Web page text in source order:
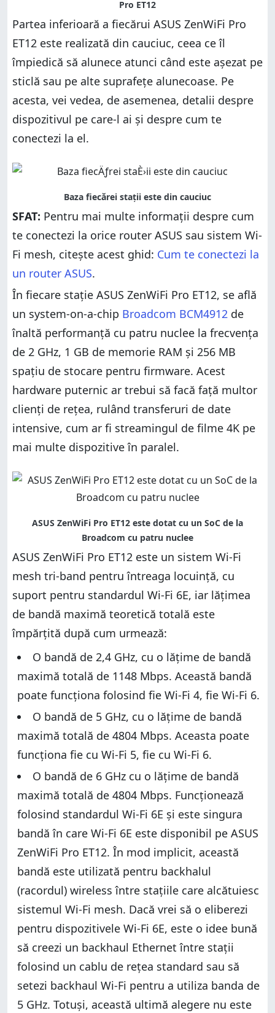
Partea inferioară a fiecărui ASUS ZenWiFi Pro
ET12 este realizată din cauciuc, ceea ce îl
împiedică să alunece atunci când este așezat pe
sticlă sau pe alte suprafețe alunecoase. Pe
acesta, vei vedea, de asemenea, detalii despre
dispozitivul pe care-l ai și despre cum te
conectezi la el.
SFAT: Pentru mai multe informații despre cum
te conectezi la orice router ASUS sau sistem Wi-
Fi mesh, citește acest ghid: Cum te conectezi la
un router ASUS.
În fiecare stație ASUS ZenWiFi Pro ET12, se află
un system-on-a-chip Broadcom BCM4912 de
înaltă performanță cu patru nuclee la frecvența
de 2 GHz, 1 GB de memorie RAM și 256 MB
spațiu de stocare pentru firmware. Acest
hardware puternic ar trebui să facă față multor
clienți de rețea, rulând transferuri de date
intensive, cum ar fi streamingul de filme 4K pe
mai multe dispozitive în paralel.
ASUS ZenWiFi Pro ET12 este un sistem Wi-Fi
mesh tri-band pentru întreaga locuință, cu
suport pentru standardul Wi-Fi 6E, iar lățimea
de bandă maximă teoretică totală este
împărțită după cum urmează:
O bandă de 2,4 GHz, cu o lățime de bandă
maximă totală de 1148 Mbps. Această bandă
poate funcționa folosind fie Wi-Fi 4, fie Wi-Fi 6.
O bandă de 5 GHz, cu o lățime de bandă
maximă totală de 4804 Mbps. Aceasta poate
funcționa fie cu Wi-Fi 5, fie cu Wi-Fi 6.
O bandă de 6 GHz cu o lățime de bandă
maximă totală de 4804 Mbps. Funcționează
folosind standardul Wi-Fi 6E și este singura
bandă în care Wi-Fi 6E este disponibil pe ASUS
ZenWiFi Pro ET12. În mod implicit, această
bandă este utilizată pentru backhalul
(racordul) wireless între stațiile care alcătuiesc
sistemul Wi-Fi mesh. Dacă vrei să o eliberezi
pentru dispozitivele Wi-Fi 6E, este o idee bună
să creezi un backhaul Ethernet între stații
folosind un cablu de rețea standard sau să
setezi backhaul Wi-Fi pentru a utiliza banda de
5 GHz. Totuși, această ultimă alegere nu este